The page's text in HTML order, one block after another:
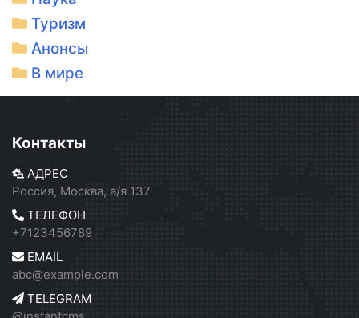
Туризм
Анонсы
В мире
Контакты
АДРЕС
Россия, Москва, а/я 137
ТЕЛЕФОН
+7123456789
EMAIL
abc@example.com
TELEGRAM